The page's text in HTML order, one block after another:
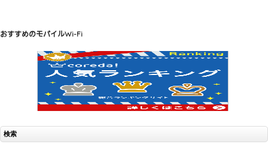
おすすめのモバイルWi-Fi
検索